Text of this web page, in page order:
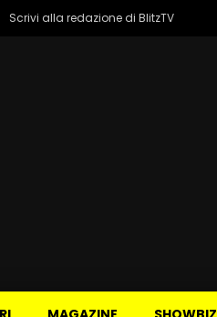
Scrivi alla redazione di BlitzTV